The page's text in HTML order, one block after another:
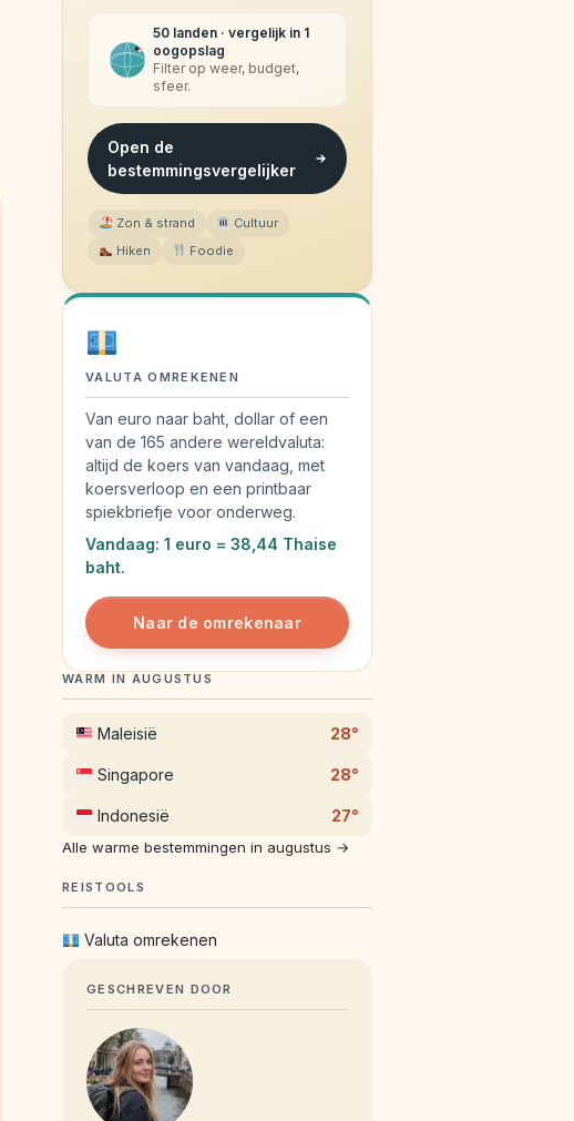
50 landen · vergelijk in 1
oogopslag
Filter op weer, budget,
sfeer.
Open de
bestemmingsvergelijker
Zon & strand
Cultuur
Hiken
Foodie
VALUTA OMREKENEN
Van euro naar baht, dollar of een
van de 165 andere wereldvaluta:
altijd de koers van vandaag, met
koersverloop en een printbaar
spiekbriefje voor onderweg.
Vandaag: 1 euro = 38,44 Thaise
baht.
Naar de omrekenaar
WARM IN AUGUSTUS
Maleisië 28°
Singapore 28°
Indonesië 27°
Alle warme bestemmingen in augustus →
REISTOOLS
Valuta omrekenen
GESCHREVEN DOOR